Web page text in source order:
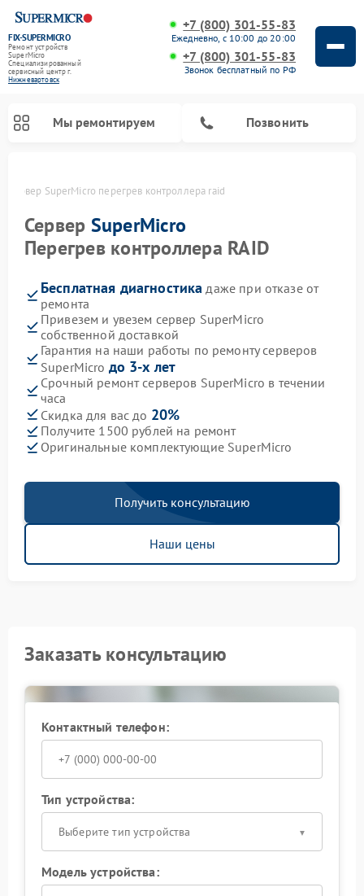
FIX-SUPERMICRO
Ремонт устройств
SuperMicro
Специализированный
cервисный центр г.
Нижневартовск
+7 (800) 301-55-83
Ежедневно, с 10:00 до 20:00
+7 (800) 301-55-83
Звонок бесплатный по РФ
Мы ремонтируем Позвонить
Сервер SuperMicro перегрев контроллера raid
Сервер SuperMicro
Перегрев контроллера RAID
Бесплатная диагностика даже при отказе от
ремонта
Привезем и увезем сервер SuperMicro
собственной доставкой
Гарантия на наши работы по ремонту серверов
SuperMicro до 3-х лет
Срочный ремонт серверов SuperMicro в течении
часа
Скидка для вас до 20%
Получите 1500 рублей на ремонт
Оригинальные комплектующие SuperMicro
Получить консультацию
Наши цены
Заказать консультацию
Контактный телефон:
Тип устройства:
Выберите тип устройства
Модель устройства: